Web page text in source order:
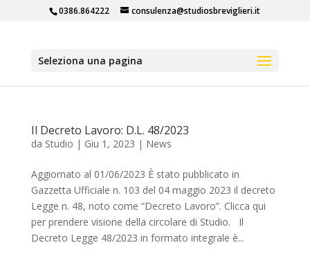
0386.864222 consulenza@studiosbreviglieri.it
Seleziona una pagina
Il Decreto Lavoro: D.L. 48/2023
da Studio | Giu 1, 2023 | News
Aggiornato al 01/06/2023 È stato pubblicato in
Gazzetta Ufficiale n. 103 del 04 maggio 2023 il decreto
Legge n. 48, noto come “Decreto Lavoro”. Clicca qui
per prendere visione della circolare di Studio. Il
Decreto Legge 48/2023 in formato integrale è...